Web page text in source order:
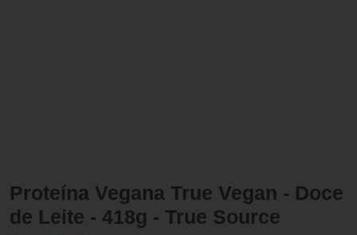
Proteína Vegana True Vegan - Doce
de Leite - 418g - True Source